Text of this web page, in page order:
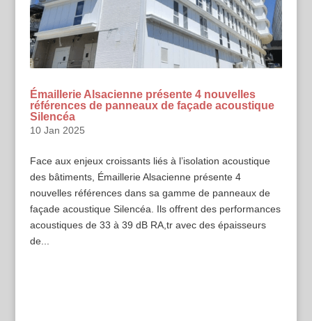
Émaillerie Alsacienne présente 4 nouvelles
références de panneaux de façade acoustique
Silencéa
10 Jan 2025
Face aux enjeux croissants liés à l’isolation acoustique
des bâtiments, Émaillerie Alsacienne présente 4
nouvelles références dans sa gamme de panneaux de
façade acoustique Silencéa. Ils offrent des performances
acoustiques de 33 à 39 dB RA,tr avec des épaisseurs
de...